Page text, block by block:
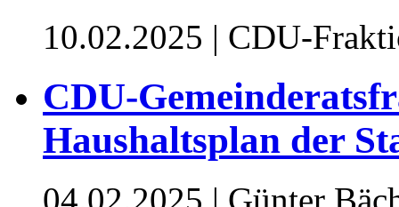
10.02.2025 | CDU-
CDU-
Haushaltsplan der